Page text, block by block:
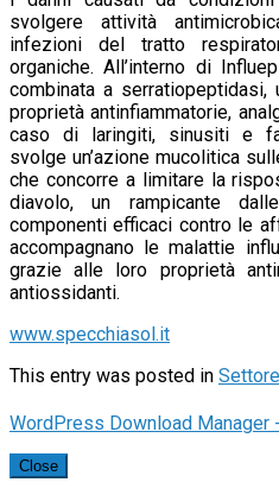
svolgere attività
infezioni del tratto
organiche. All’interno di
combinata a
proprietà antinfiammatorie,
caso di laringiti, sinusiti e
svolge un’azione mucolitica
che concorre a limitare la
diavolo, un rampicante
componenti efficaci contro le
accompagnano le malattie
grazie alle loro proprietà
antiossidanti.
www.specchiasol.it
This entry was posted in
WordPress Download
Close